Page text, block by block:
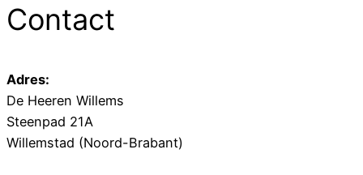
Contact
Adres:
De Heeren Willems
Steenpad 21A
Willemstad (Noord-Brabant)